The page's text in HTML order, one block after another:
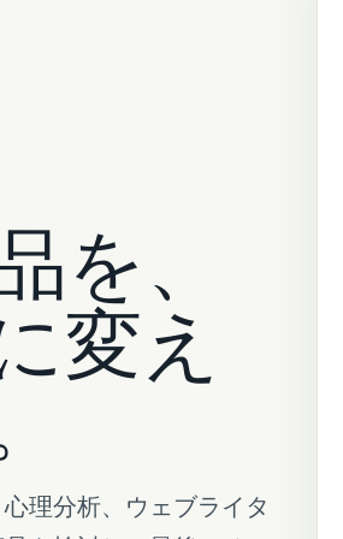
を、
変え
理分析、ウェブライタ